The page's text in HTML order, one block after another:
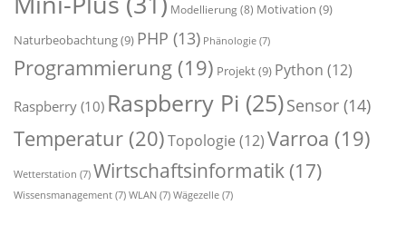
Modellierung(8) Motivation (9)
Naturbeobachtung(9) PHP (13) Phänologie (7)
Programmierung (19) Projekt(9) Python (12)
Raspberry (10) Raspberry Pi (25)Sensor (14)
Temperatur (20)Topologie (12)Varroa (19)
Wetterstation (7) Wirtschaftsinformatik (17)
Wissensmanagement (7) WLAN (7) Wägezelle (7)